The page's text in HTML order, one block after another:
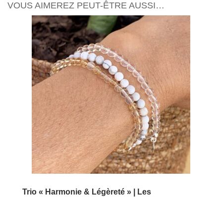
VOUS AIMEREZ PEUT-ÊTRE AUSSI…
Trio « Harmonie & Légèreté » | Les